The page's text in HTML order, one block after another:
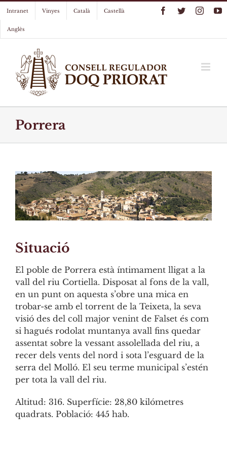
to
content
Intranet Vinyes Català Castellà
Anglès
Facebook
Twitter
Porrera
Situació
El poble de Porrera està íntimament lligat a la
vall del riu Cortiella. Disposat al fons de la vall,
en un punt on aquesta s’obre una mica en
trobar-se amb el torrent de la Teixeta, la seva
visió des del coll major venint de Falset és com
si hagués rodolat muntanya avall fins quedar
assentat sobre la vessant assolellada del riu, a
recer dels vents del nord i sota l’esguard de la
serra del Molló. El seu terme municipal s’estén
per tota la vall del riu.
Altitud: 316. Superfície: 28,80 kilómetres
quadrats. Població: 445 hab.